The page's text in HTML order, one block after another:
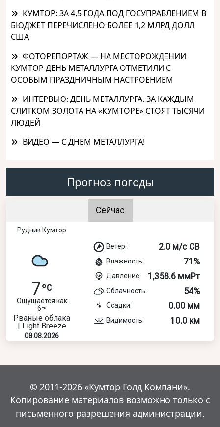
КУМТОР: ЗА 4,5 ГОДА ПОД ГОСУПРАВЛЕНИЕМ В
БЮДЖЕТ ПЕРЕЧИСЛЕНО БОЛЕЕ 1,2 МЛРД ДОЛЛ
США
ФОТОРЕПОРТАЖ — НА МЕСТОРОЖДЕНИИ
КУМТОР ДЕНЬ МЕТАЛЛУРГА ОТМЕТИЛИ С
ОСОБЫМ ПРАЗДНИЧНЫМ НАСТРОЕНИЕМ
ИНТЕРВЬЮ: ДЕНЬ МЕТАЛЛУРГА. ЗА КАЖДЫМ
СЛИТКОМ ЗОЛОТА НА «КУМТОРЕ» СТОЯТ ТЫСЯЧИ
ЛЮДЕЙ
ВИДЕО — С ДНЕМ МЕТАЛЛУРГА!
Прогноз погоды
Сейчас
Рудник Кумтор
7
Ощущается как
6
Рваные облака
| Light Breeze
08.08.2026
Ветер: 2.0 м/с СВ
Влажность: 71%
Давление: 1,358.6 ммРт
Облачность: 54%
Осадки: 0.00 мм
Видимость: 10.0 км
© 2011-2026 «Кумтор Голд Компани».
Копирование материалов возможно только с
письменного разрешения администрации.